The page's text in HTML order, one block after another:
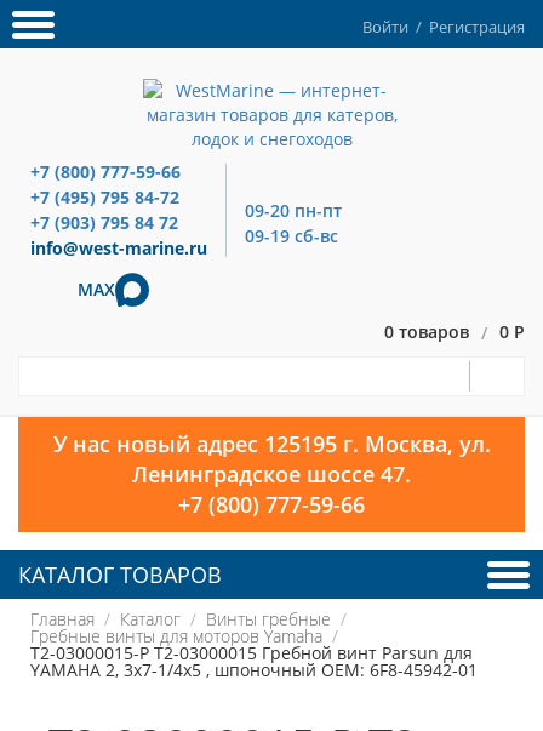
Войти / Регистрация
+7 (800) 777-59-66
+7 (495) 795 84-72
+7 (903) 795 84 72
info@west-marine.ru
09-20 пн-пт
09-19 сб-вс
MAX
0 товаров / 0 Р
У нас новый адрес 125195 г. Москва, ул.
Ленинградское шоссе 47.
+7 (800) 777-59-66
КАТАЛОГ ТОВАРОВ
Главная Каталог Винты гребные
Гребные винты для моторов Yamaha
T2-03000015-P T2-03000015 Гребной винт Parsun для
YAMAHA 2, 3x7-1/4x5 , шпоночный OEM: 6F8-45942-01